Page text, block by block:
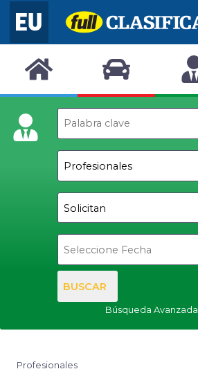
BUSCAR
Búsqueda Avanzada
Profesionales